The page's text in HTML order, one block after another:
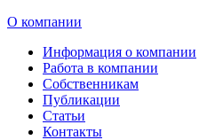
О компании
Информация о компании
Работа в компании
Собственникам
Публикации
Статьи
Контакты